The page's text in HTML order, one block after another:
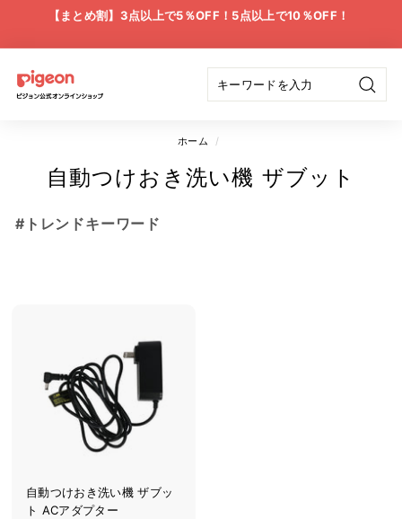
ッ
ラ
イ
ー
一
【まとめ割】3点以上で5％OFF！5点以上で10％OFF！
ピ
式
プ
検
ホーム /
自動つけおき洗い機 ザブット
#トレンドキーワード
自動つけおき洗い機 ザブッ
ト ACアダプター